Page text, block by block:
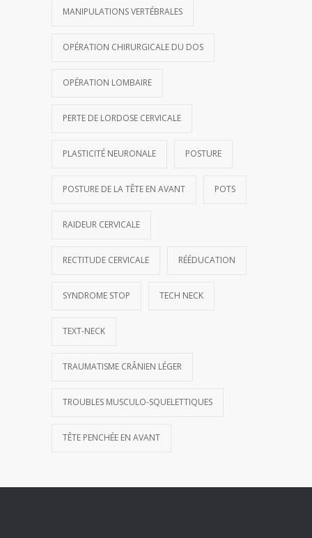
MANIPULATIONS VERTÉBRALES
OPÉRATION CHIRURGICALE DU DOS
OPÉRATION LOMBAIRE
PERTE DE LORDOSE CERVICALE
PLASTICITÉ NEURONALE POSTURE
POSTURE DE LA TÊTE EN AVANT POTS
RAIDEUR CERVICALE
RECTITUDE CERVICALE RÉÉDUCATION
SYNDROME STOP TECH NECK
TEXT-NECK
TRAUMATISME CRÂNIEN LÉGER
TROUBLES MUSCULO-SQUELETTIQUES
TÊTE PENCHÉE EN AVANT